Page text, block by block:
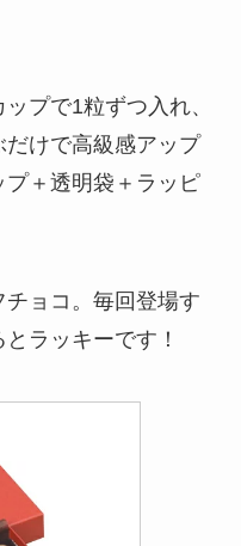
プで1粒ずつ入れ、
けで高級感アップ
プ＋透明袋＋ラッピ
ョコ。毎回登場す
ラッキーです！